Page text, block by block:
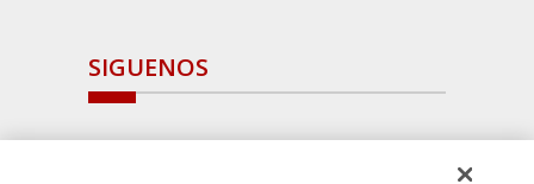
SIGUENOS